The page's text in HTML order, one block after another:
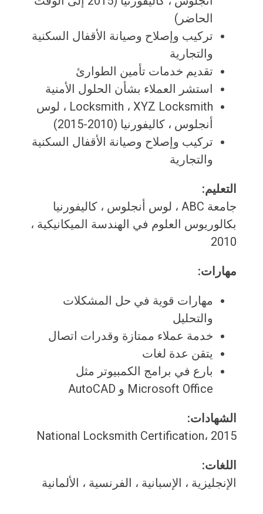
الحاضر)
تركيب وإصلاح وصيانة الأقفال السكنية
والتجارية
تقديم خدمات تأمين الطوارئ
استشر العملاء بشأن الحلول الأمنية
Locksmith ، XYZ Locksmith ، لوس
أنجلوس ، كاليفورنيا (2010-2015)
تركيب وإصلاح وصيانة الأقفال السكنية
والتجارية
التعليم:
جامعة ABC ، ​​لوس أنجلوس ، كاليفورنيا
بكالوريوس العلوم في الهندسة الميكانيكية ،
2010
مهارات:
مهارات قوية في حل المشكلات
والتحليل
خدمة عملاء ممتازة وقدرات اتصال
يتقن عدة لغات
بارع في برامج الكمبيوتر مثل
Microsoft Office و AutoCAD
الشهادات:
National Locksmith Certification، 2015
اللغات:
الإنجليزية ، الإسبانية ، الفرنسية ، الألمانية